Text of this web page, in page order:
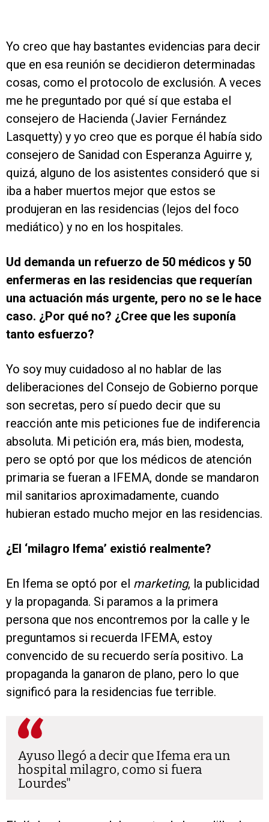
Yo creo que hay bastantes evidencias para decir
que en esa reunión se decidieron determinadas
cosas, como el protocolo de exclusión. A veces
me he preguntado por qué sí que estaba el
consejero de Hacienda (Javier Fernández
Lasquetty) y yo creo que es porque él había sido
consejero de Sanidad con Esperanza Aguirre y,
quizá, alguno de los asistentes consideró que si
iba a haber muertos mejor que estos se
produjeran en las residencias (lejos del foco
mediático) y no en los hospitales.
Ud demanda un refuerzo de 50 médicos y 50
enfermeras en las residencias que requerían
una actuación más urgente, pero no se le hace
caso. ¿Por qué no? ¿Cree que les suponía
tanto esfuerzo?
Yo soy muy cuidadoso al no hablar de las
deliberaciones del Consejo de Gobierno porque
son secretas, pero sí puedo decir que su
reacción ante mis peticiones fue de indiferencia
absoluta. Mi petición era, más bien, modesta,
pero se optó por que los médicos de atención
primaria se fueran a IFEMA, donde se mandaron
mil sanitarios aproximadamente, cuando
hubieran estado mucho mejor en las residencias.
¿El ‘milagro Ifema’ existió realmente?
En Ifema se optó por el marketing, la publicidad
y la propaganda. Si paramos a la primera
persona que nos encontremos por la calle y le
preguntamos si recuerda IFEMA, estoy
convencido de su recuerdo sería positivo. La
propaganda la ganaron de plano, pero lo que
significó para la residencias fue terrible.
Ayuso llegó a decir que Ifema era un
hospital milagro, como si fuera
Lourdes